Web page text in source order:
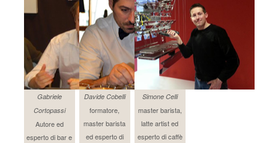
Gabriele
Cortopassi
Autore ed
esperto di bar e
Davide Cobelli
formatore,
master barista
ed esperto di
Simone Celli
master barista,
latte artist ed
esperto di caffè